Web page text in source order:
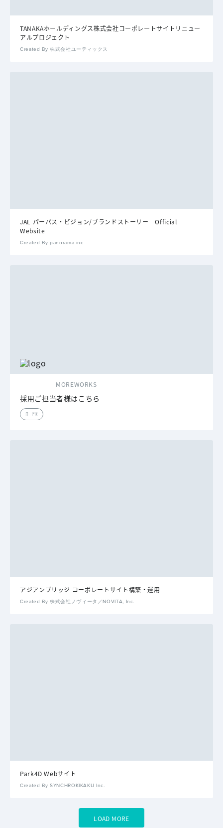
TANAKAホールディングス株式会社コーポレートサイトリニュー
アルプロジェクト
Created By 株式会社ユーティックス
JAL パーパス・ビジョン/ブランドストーリー Official
Website
Created By panorama inc
MOREWORKS
採用ご担当者様はこちら
PR
アジアンブリッジ コーポレートサイト構築・運用
Created By 株式会社ノヴィータ／NOVITA, Inc.
Park4D Webサイト
Created By SYNCHROKIKAKU Inc.
LOAD MORE